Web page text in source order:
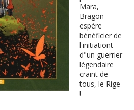
Mara,
Bragon
espère
bénéficier de
l'initiationt
d"un guerrier
légendaire
craint de
tous, le Rige
!